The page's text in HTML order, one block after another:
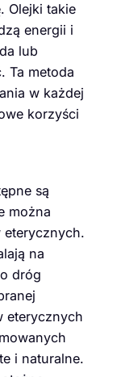
Olejki takie
energii i
lub
Ta metoda
w każdej
korzyści
są
można
eterycznych.
na
dróg
eterycznych
i naturalne.